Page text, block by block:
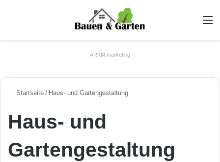
ARKM.marketing
Startseite / Haus- und Gartengestaltung
Haus- und
Gartengestaltung